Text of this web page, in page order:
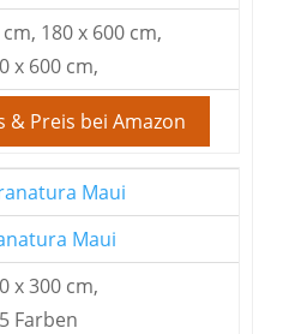
180 x 600 cm,
x 600 cm,
& Preis bei Amazon
Maui
x 300 cm,
5 Farben